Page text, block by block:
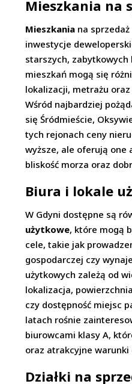
Mieszkania na
Mieszkania na
inwestycje
starszych, zabytkowych
mieszkań mogą się
lokalizacji, metrażu
Wśród najbardziej
się Śródmieście,
tych rejonach ceny
wyższe, ale oferują one
bliskość morza oraz
Biura i lokale
W Gdyni dostępne są
użytkowe, które mogą
cele, takie jak
gospodarczej czy
użytkowych zależą od
lokalizacja,
czy dostępność miejsc
latach rośnie
biurowcami klasy A,
oraz atrakcyjne warunki
Działki na